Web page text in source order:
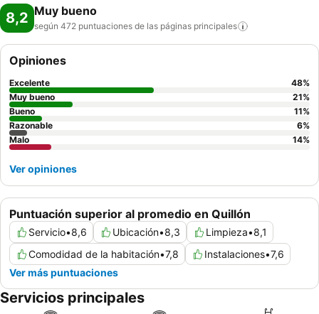
8,2 Muy bueno
según 472 puntuaciones de las páginas principales
Puntuación superior al promedio en Quillón
Servicio•8,6 Ubicación•8,3 Limpieza•8,1
Comodidad de la habitación•7,8 Instalaciones•7,6
Ver más puntuaciones
Opiniones
Excelente 48%
Muy bueno
21%
Bueno
11%
Razonable
6%
Malo
14%
Ver opiniones
Servicios principales